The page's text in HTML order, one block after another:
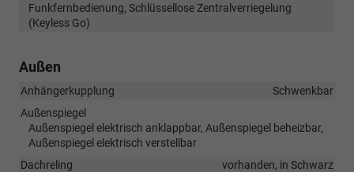
Funkfernbedienung, Schlüssellose Zentralverriegelung
(Keyless Go)
Außen
Anhängerkupplung
Schwenkbar
Außenspiegel
Außenspiegel elektrisch anklappbar, Außenspiegel beheizbar,
Außenspiegel elektrisch verstellbar
Dachreling
vorhanden, in Schwarz